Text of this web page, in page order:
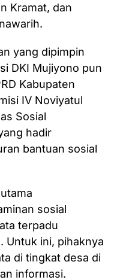
Kramat, dan
yang dipimpin
DKI Mujiyono pun
Kabupaten
IV Noviyatul
Sosial
hadir
bantuan sosial
sosial
terpadu
Untuk ini, pihaknya
di tingkat desa di
informasi.